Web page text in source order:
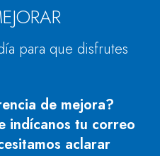
para que disfrutes
de mejora?
indícanos tu correo
aclarar